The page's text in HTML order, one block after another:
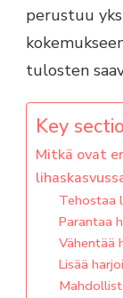
perustuu
tulosten
Key
Mitkä ovat
Tehostaa
Parantaa
Vähentää
Lisää